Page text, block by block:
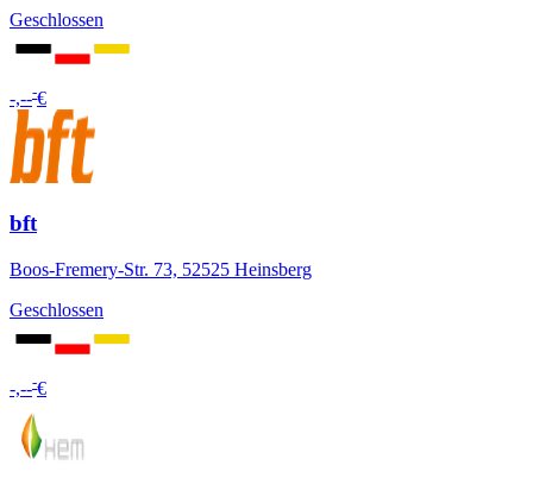
Geschlossen
-,---€
bft
Boos-Fremery-Str. 73, 52525 Heinsberg
Geschlossen
-,---€